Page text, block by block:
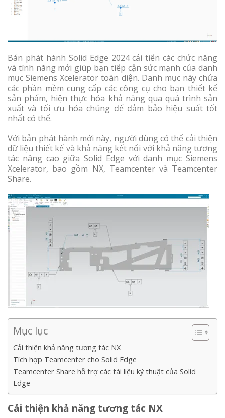
Bản phát hành Solid Edge 2024 cải tiến các chức năng
và tính năng mới giúp bạn tiếp cận sức mạnh của danh
mục Siemens Xcelerator toàn diện. Danh mục này chứa
các phần mềm cung cấp các công cụ cho bạn thiết kế
sản phẩm, hiện thực hóa khả năng qua quá trình sản
xuất và tối ưu hóa chúng để đảm bảo hiệu suất tốt
nhất có thể.
Với bản phát hành mới này, người dùng có thể cải thiện
dữ liệu thiết kế và khả năng kết nối với khả năng tương
tác nâng cao giữa Solid Edge với danh mục Siemens
Xcelerator, bao gồm NX, Teamcenter và Teamcenter
Share.
Mục lục
Cải thiện khả năng tương tác NX
Tích hợp Teamcenter cho Solid Edge
Teamcenter Share hỗ trợ các tài liệu kỹ thuật của Solid
Edge
Cải thiện khả năng tương tác NX